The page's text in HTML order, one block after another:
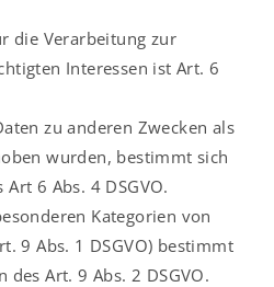
die Verarbeitung zur
Interessen ist Art. 6
zu anderen Zwecken als
wurden, bestimmt sich
6 Abs. 4 DSGVO.
Kategorien von
9 Abs. 1 DSGVO) bestimmt
des Art. 9 Abs. 2 DSGVO.